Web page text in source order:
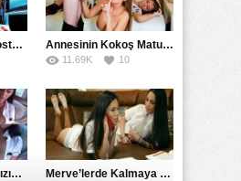
Eve Gitmek İçin Otostop Çeken Üniversiteli Bedelini Ödedi Annesinin Kokoş Mature Arkadaşı Tarafından Saksoya Uğradı
11.69K 10
Büyük Memeli Baldızının Takipçilerinin Çoğalması İçin Yardım Etti Merve’lerde Kalmaya Gelen Liseli Kız Fanteziyi Dibine Verdirdi